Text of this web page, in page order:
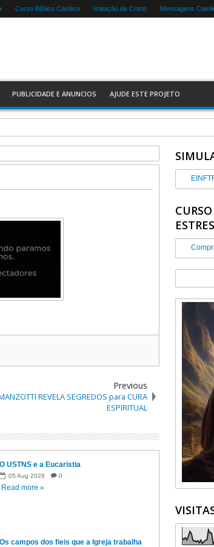
Curso Bíblico Católico Imitação de Cristo Mensagens
PUBLICIDADE E ANUNCIOS AJUDE ESTE PROJETO
Previous
REVELA SEGREDOS para CURA
ESPIRITUAL
O USTNS e a Eucaristia
05 Aug 2026 0
Read more »
Os campos dos fieis que a Igreja trabalha